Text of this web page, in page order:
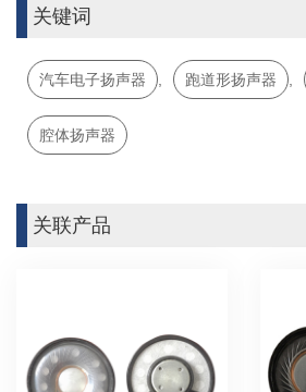
关键词
汽车电子扬声器 跑道形扬声器
腔体扬声器
关联产品